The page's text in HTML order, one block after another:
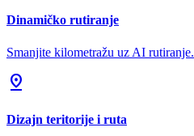
Dinamičko rutiranje
Smanjite kilometražu uz AI rutiranje.
pin_drop
Dizajn teritorije i ruta